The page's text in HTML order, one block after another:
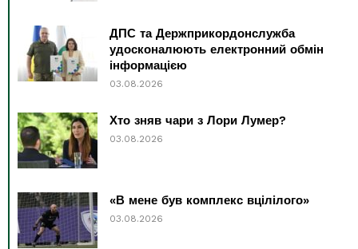
ДПС та Держприкордонслужба
удосконалюють електронний обмін
інформацією
03.08.2026
Хто зняв чари з Лори Лумер?
03.08.2026
«В мене був комплекс вцілілого»
03.08.2026